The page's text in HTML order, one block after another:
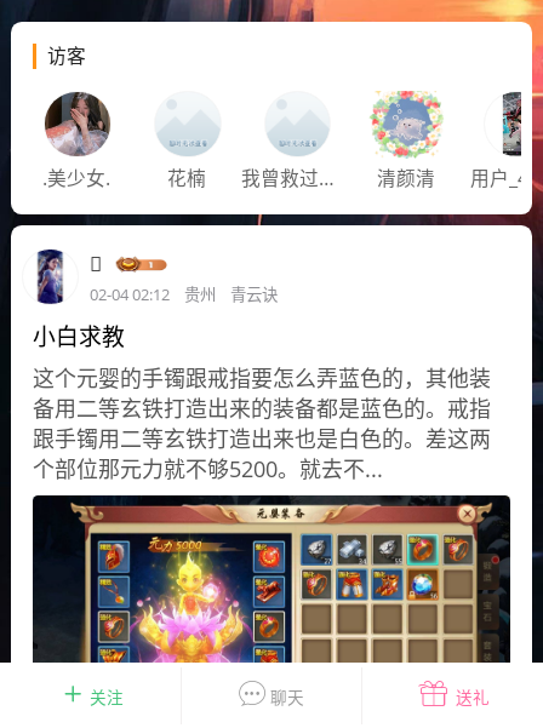
提示 想要更快入门社区，请阅读【新手宝典】
花农场 藏宝阁 夺宝岛 金券所 刮部落 跃龙门
新手宝典
大千世界
开播时间留意通知
游戏推荐
一起体验精彩世界
近期热点
每分钟在线0，今日新注册0，孵蛋1，总用户数1947597
ʚ小鱼冻干ɞ
03-06 11:18 广东·深圳 官方社区活动
【周末了，还不来新服冲榜吗？】送现
金大奖、实物奖励，各种福利拿到手软！
关注 聊天 送礼
访客
.美少女. 花楠 我曾救过孙悟空 清颜清 用户

02-04 02:12 贵州 青云诀
小白求教
这个元婴的手镯跟戒指要怎么弄蓝色的，其他装
备用二等玄铁打造出来的装备都是蓝色的。戒指
跟手镯用二等玄铁打造出来也是白色的。差这两
个部位那元力就不够5200。就去不...